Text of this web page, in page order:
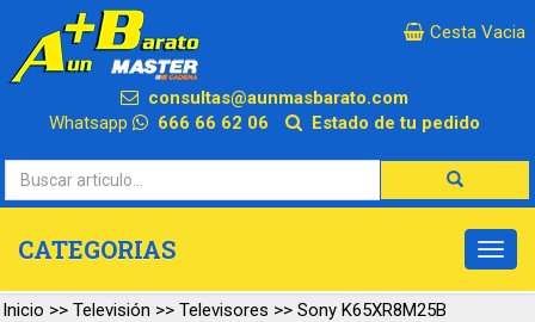
×
Cesta Vacia
consultas@aunmasbarato.com
Whatsapp
666 66 62 06 Estado de tu pedido
CATEGORIAS
Inicio >> Televisión >> Televisores >> Sony K65XR8M25B